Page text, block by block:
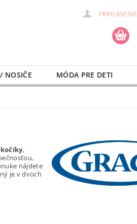
PRIHLÁSENIE
NOSIČE
MÓDA PRE DETI
kočíky,
nájdete
je v dvoch